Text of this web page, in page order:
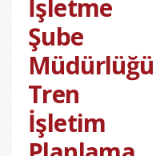
İşletme
Şube
Müdürlüğü
Tren
İşletim